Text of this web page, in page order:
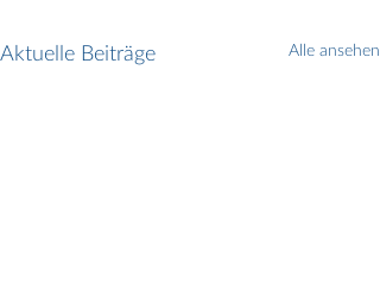
Aktuelle Beiträge Alle ansehen